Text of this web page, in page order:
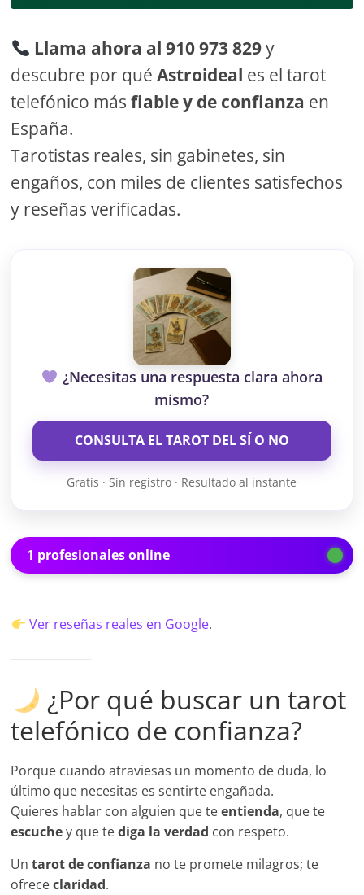
Llama ahora al 910 973 829y
descubre por quéAstroideal es el tarot
telefónico másfiable y de confianza en
España.
Tarotistas reales, sin gabinetes, sin
engaños, con miles de clientes satisfechos
y reseñas verificadas.
¿Necesitas una respuesta clara ahora
mismo?
CONSULTA EL TAROT DEL SÍ O NO
Gratis · Sin registro · Resultado al instante
1 profesionales online
Ver reseñas reales en Google.
¿Por qué buscar un tarot
telefónico de confianza?
Porque cuando atraviesas un momento de duda, lo
último que necesitas es sentirte engañada.
Quieres hablar con alguien que teentienda, que te
escuchey que tediga la verdad con respeto.
Untarot de confianza no te promete milagros; te
ofrececlaridad.